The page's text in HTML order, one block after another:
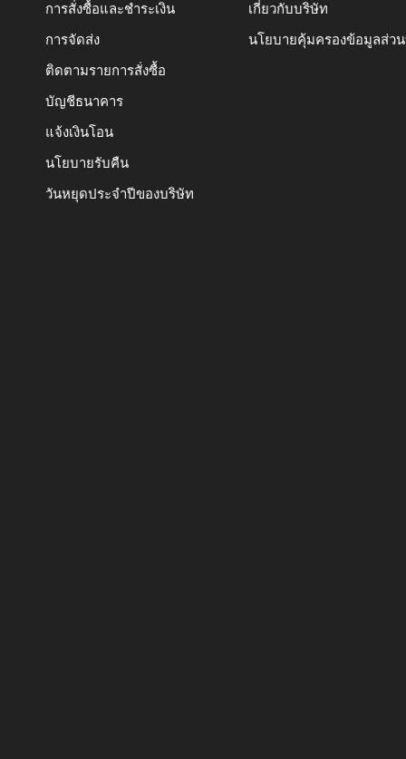
การสั่งซื้อและชำระเงิน
การจัดส่ง
ติดตามรายการสั่งซื้อ
บัญชีธนาคาร
แจ้งเงินโอน
นโยบายรับคืน
วันหยุดประจำปีของบริษัท
เกี่ยวกับบริษัท
นโยบายคุ้มครองข้อมูลส่ว